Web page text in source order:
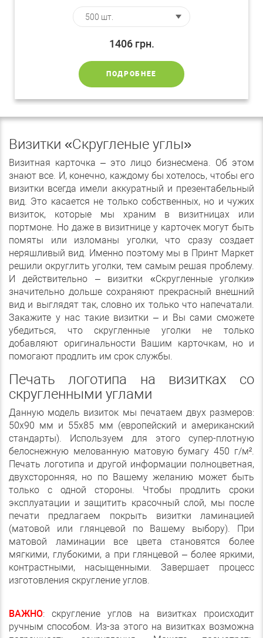
1406 грн.
ПОДРОБНЕЕ
Визитки «Скругленые углы»
Визитная карточка – это лицо бизнесмена. Об этом
знают все. И, конечно, каждому бы хотелось, чтобы его
визитки всегда имели аккуратный и презентабельный
вид. Это касается не только собственных, но и чужих
визиток, которые мы храним в визитницах или
портмоне. Но даже в визитнице у карточек могут быть
помяты или изломаны уголки, что сразу создает
неряшливый вид. Именно поэтому мы в Принт Маркет
решили округлить уголки, тем самым решая проблему.
И действительно – визитки «Скругленные уголки»
значительно дольше сохраняют прекрасный внешний
вид и выглядят так, словно их только что напечатали.
Закажите у нас такие визитки – и Вы сами сможете
убедиться, что скругленные уголки не только
добавляют оригинальности Вашим карточкам, но и
помогают продлить им срок службы.
Печать логотипа на визитках со
скругленными углами
Данную модель визиток мы печатаем двух размеров:
50х90 мм и 55х85 мм (европейский и американский
стандарты). Используем для этого супер-плотную
белоснежную мелованную матовую бумагу 450 г/м².
Печать логотипа и другой информации полноцветная,
двухсторонняя, но по Вашему желанию может быть
только с одной стороны. Чтобы продлить сроки
эксплуатации и защитить красочный слой, мы после
печати предлагаем покрыть визитки ламинацией
(матовой или глянцевой по Вашему выбору). При
матовой ламинации все цвета становятся более
мягкими, глубокими, а при глянцевой – более яркими,
контрастными, насыщенными. Завершает процесс
изготовления скругление углов.
ВАЖНО: скругление углов на визитках происходит
ручным способом. Из-за этого на визитках возможна